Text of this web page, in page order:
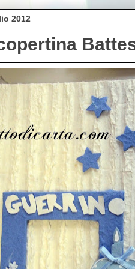
2012